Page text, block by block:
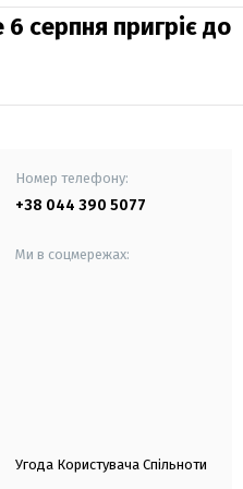
6 серпня пригріє до
Номер телефону:
+38 044 390 5077
Ми в соцмережах:
Угода Користувача Спільноти